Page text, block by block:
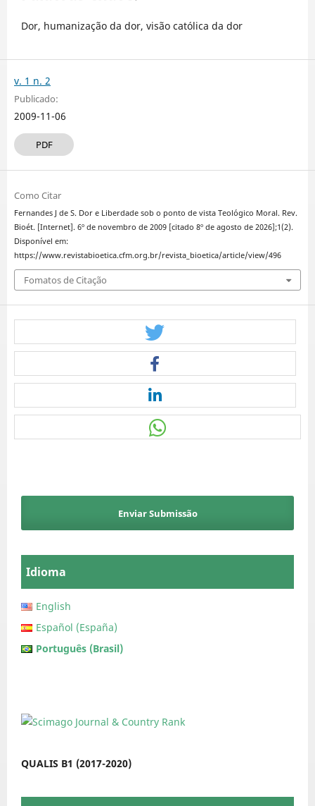
Dor, humanização da dor, visão católica da dor
v. 1 n. 2
Publicado:
2009-11-06
PDF
Como Citar
Fernandes J de S. Dor e Liberdade sob o ponto de vista Teológico Moral. Rev.
Bioét. [Internet]. 6º de novembro de 2009 [citado 8º de agosto de 2026];1(2).
Disponível em:
https://www.revistabioetica.cfm.org.br/revista_bioetica/article/view/496
Fomatos de Citação
Enviar Submissão
Idioma
English
Español (España)
Português (Brasil)
QUALIS B1 (2017-2020)